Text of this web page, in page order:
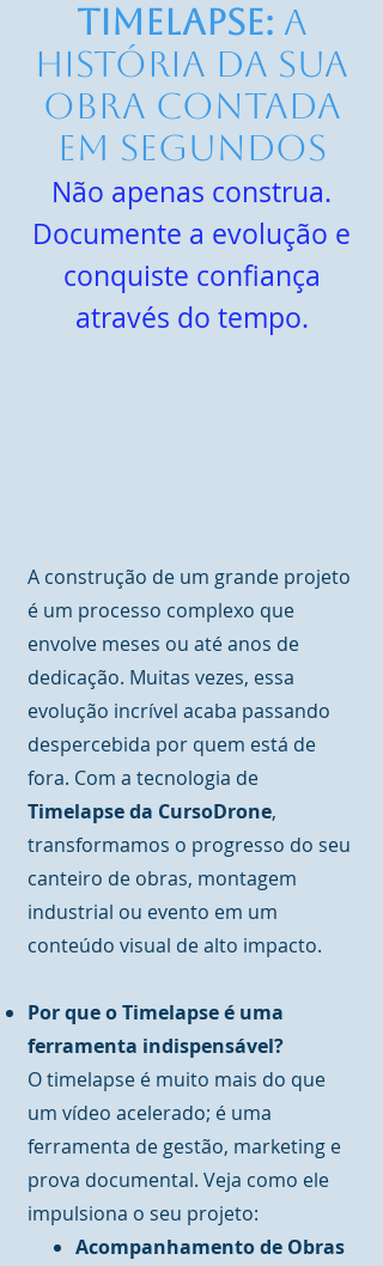
Timelapse: A
História da sua
Obra Contada
em Segundos
Não apenas construa.
Documente a evolução e
conquiste confiança
através do tempo.
A construção de um grande projeto
é um processo complexo que
envolve meses ou até anos de
dedicação. Muitas vezes, essa
evolução incrível acaba passando
despercebida por quem está de
fora. Com a tecnologia de
Timelapse da CursoDrone,
transformamos o progresso do seu
canteiro de obras, montagem
industrial ou evento em um
conteúdo visual de alto impacto.
Por que o Timelapse é uma
ferramenta indispensável?
O timelapse é muito mais do que
um vídeo acelerado; é uma
ferramenta de gestão, marketing e
prova documental. Veja como ele
impulsiona o seu projeto:
Acompanhamento de Obras